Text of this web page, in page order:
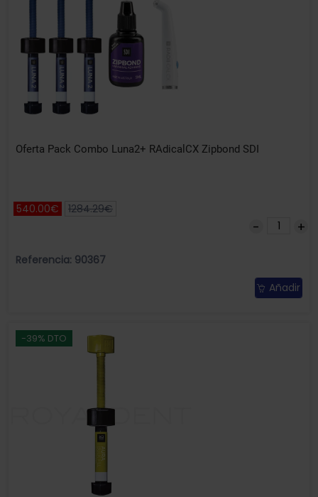
Oferta Pack Combo Luna2+ RAdicalCX Zipbond SDI
540.00€ 1284.29€
Referencia: 90367
Añadir
-39% DTO